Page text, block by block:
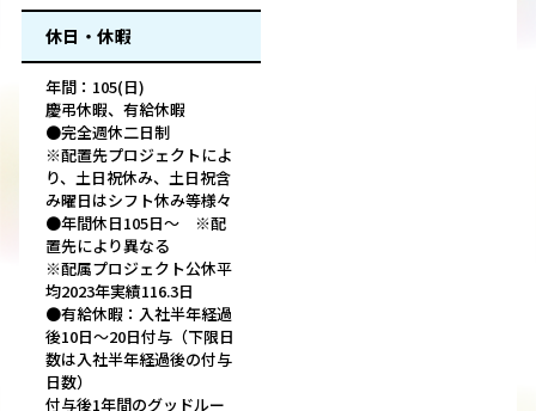
休日・休暇
年間：105(日)
慶弔休暇、有給休暇
●完全週休二日制
※配置先プロジェクトによ
り、土日祝休み、土日祝含
み曜日はシフト休み等様々
●年間休日105日～ ※配
置先により異なる
※配属プロジェクト公休平
均2023年実績116.3日
●有給休暇：入社半年経過
後10日～20日付与（下限日
数は入社半年経過後の付与
日数）
付与後1年間のグッドルー